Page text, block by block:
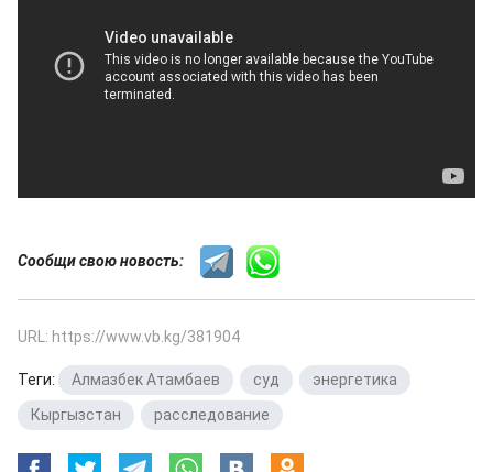
Сообщи свою новость:
URL: https://www.vb.kg/381904
Теги: Алмазбек Атамбаев суд энергетика
Кыргызстан
расследование